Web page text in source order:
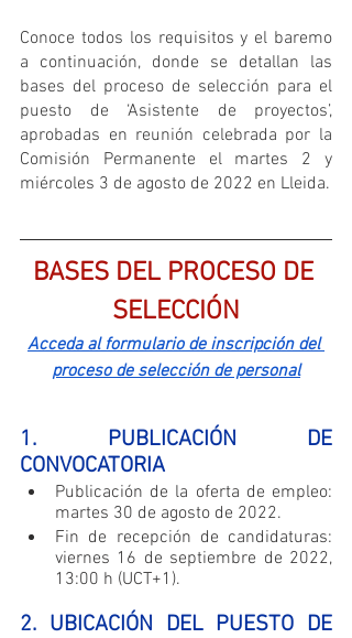
Conoce todos los requisitos y el baremo
a continuación, donde se detallan las
bases del proceso de selección para el
puesto de ‘Asistente de proyectos’,
aprobadas en reunión celebrada por la
Comisión Permanente el martes 2 y
miércoles 3 de agosto de 2022 en Lleida.
BASES DEL PROCESO DE
SELECCIÓN
Acceda al formulario de inscripción del
proceso de selección de personal
1. PUBLICACIÓN DE
CONVOCATORIA
Publicación de la oferta de empleo:
martes 30 de agosto de 2022.
Fin de recepción de candidaturas:
viernes 16 de septiembre de 2022,
13:00 h (UCT+1).
2. UBICACIÓN DEL PUESTO DE